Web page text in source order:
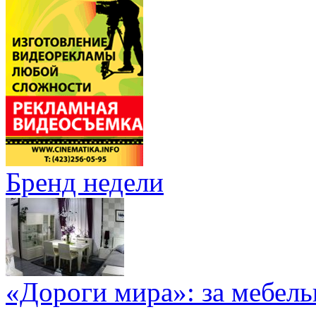
Бренд недели
«Дороги мира»: за